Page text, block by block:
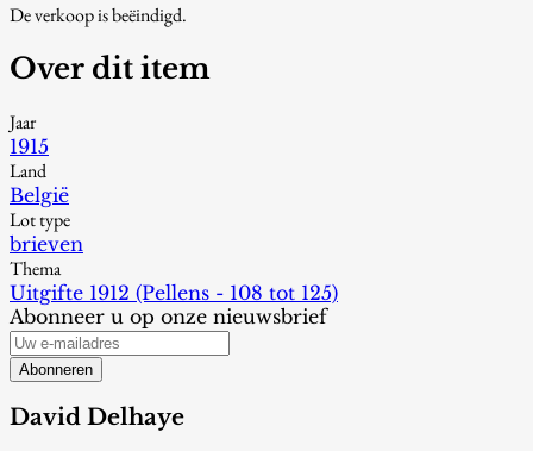
De verkoop is beëindigd.
Over dit item
Jaar
1915
Land
België
Lot type
brieven
Thema
Uitgifte 1912 (Pellens - 108 tot 125)
Abonneer u op onze nieuwsbrief
Abonneren
David Delhaye